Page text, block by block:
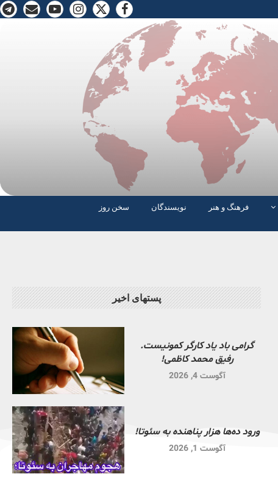
فرهنگ و هنر نویسندگان
سخن روز
پستهای اخیر
گرامی باد یاد کارگر کمونیست.
رفیق محمد کاظمی!
آگوست 4, 2026
ورود ده‌ها هزار پناهنده به سئوتا!
آگوست 1, 2026